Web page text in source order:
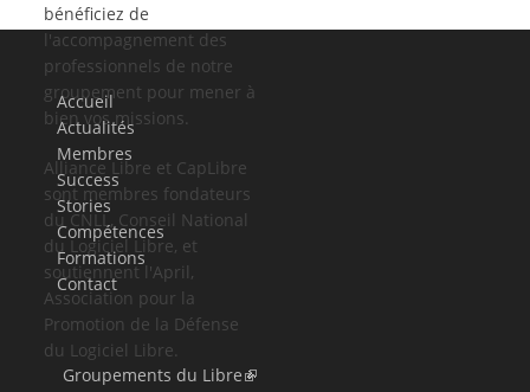
bénéficiez de
l'accompagnement des
professionnels de notre
groupement pour mener à
bien vos missions.
Alliance Libre et CapLibre
sont membres fondateurs
du CNLL, Conseil National
du Logiciel Libre, et
soutiennent l'April,
Association pour la
Promotion de la Défense
du Logiciel Libre.
Accueil
Actualités
Membres
Success
Stories
Compétences
Formations
Contact
Groupements du Libre